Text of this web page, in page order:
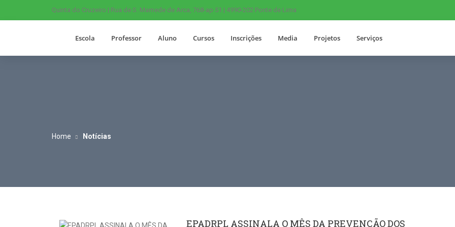
Quinta do Cruzeiro | Rua de S. Mamede de Arca, 768-ap 51 | 4990-202 Ponte de Lima
Escola Professor Aluno Cursos Inscrições Media Projetos Serviços
Home Notícias
EPADRPL ASSINALA O MÊS DA PREVENÇÃO DOS